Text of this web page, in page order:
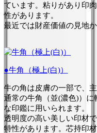
ています。粘りがあり印
性があります。
最近では財産価値の見地
●牛角（極上(白)）
牛の角は皮膚の一部で、
通常の牛角（並(濃色)）
な印鑑に用いられます。
透明度の高い美しい印材
特性があります。芯持印